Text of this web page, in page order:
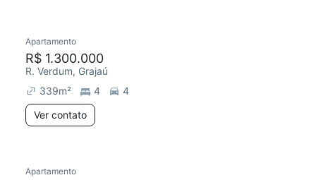
Redecorar
Apartamento
R$ 1.300.000
R. Verdum, Grajaú
339m² 4
4
Ver contato
Redecorar
Apartamento